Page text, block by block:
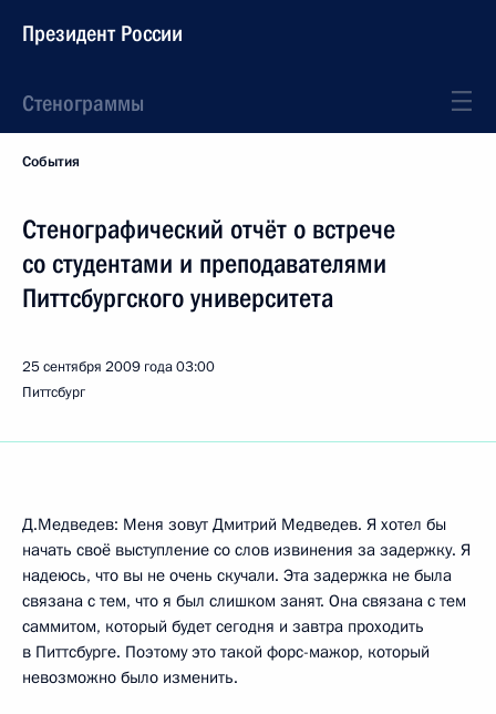
Президент России
Стенограммы
События
Стенографический отчёт о встрече
со студентами и преподавателями
Питтсбургского университета
25 сентября 2009 года03:00
Питтсбург
Д.Медведев: Меня зовут Дмитрий Медведев. Я хотел бы
начать своё выступление со слов извинения за задержку. Я
надеюсь, что вы не очень скучали. Эта задержка не была
связана с тем, что я был слишком занят. Она связана с тем
саммитом, который будет сегодня и завтра проходить
в Питтсбурге. Поэтому это такой форс-мажор, который
невозможно было изменить.